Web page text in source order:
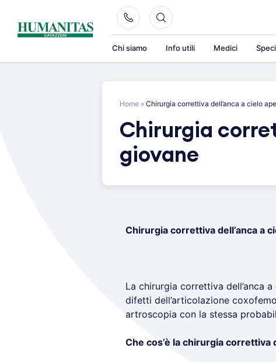
content
Chi siamo Info utili Medici
Home » Chirurgia correttiva dell’anca a cielo
Chirurgia
giovane
Chirurgia correttiva dell’anca a
La chirurgia correttiva dell’anca
difetti dell’articolazione
artroscopia con la stessa
Che cos’è la chirurgia correttiva